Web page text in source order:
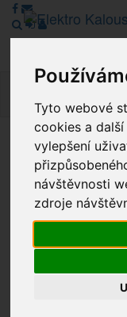
Tyto webové
cookies a
vylepšení
návštěvnosti
zdroje
Vážení zákazníci,
režimu Katalogu.
Děkujeme za
Výprodej